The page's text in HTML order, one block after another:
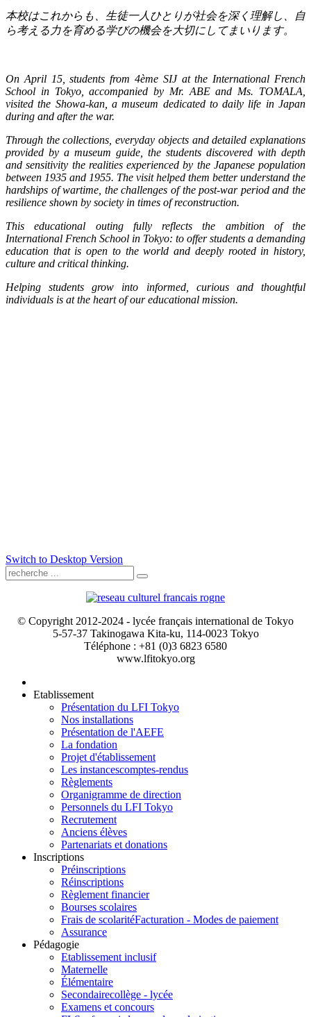
本校はこれからも、生徒一人ひとりが社会を深く理解し、自
ら考える力を育める学びの機会を大切にしてまいります。
On April 15, students from 4ème SIJ at the International French
School in Tokyo, accompanied by Mr. ABE and Ms. TOMALA,
visited the Showa-kan, a museum dedicated to daily life in Japan
during and after the war.
Through the collections, everyday objects and detailed explanations
provided by a museum guide, the students discovered with depth
and sensitivity the realities experienced by the Japanese population
between 1935 and 1955. The visit helped them better understand the
hardships of wartime, the challenges of the post-war period and the
resilience shown by society in times of reconstruction.
This educational outing fully reflects the ambition of the
International French School in Tokyo: to offer students a demanding
education that is open to the world and deeply rooted in history,
culture and critical thinking.
Helping students grow into informed, curious and thoughtful
individuals is at the heart of our educational mission.
Switch to Desktop Version
© Copyright 2012-2024 - lycée français international de Tokyo
5-57-37 Takinogawa Kita-ku, 114-0023 Tokyo
Téléphone : +81 (0)3 6823 6580
www.lfitokyo.org
Etablissement
Présentation du LFI Tokyo
Nos installations
Présentation de l'AEFE
La fondation
Projet d'établissement
Les instancescomptes-rendus
Règlements
Organigramme de direction
Personnels du LFI Tokyo
Recrutement
Anciens élèves
Partenariats et donations
Inscriptions
Préinscriptions
Réinscriptions
Règlement financier
Bourses scolaires
Frais de scolaritéFacturation - Modes de paiement
Assurance
Pédagogie
Etablissement inclusif
Maternelle
Élémentaire
Secondairecollège - lycée
Examens et concours